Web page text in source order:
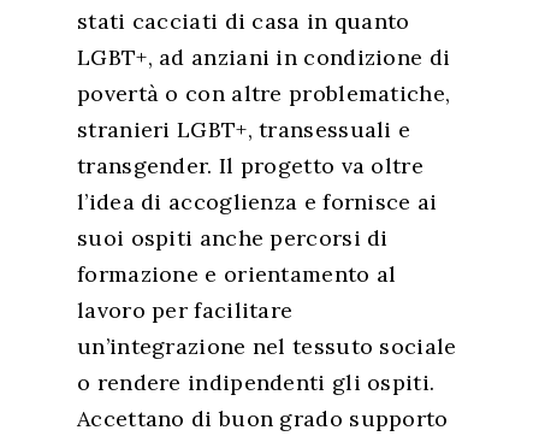
stati cacciati di casa in quanto
LGBT+, ad anziani in condizione di
povertà o con altre problematiche,
stranieri LGBT+, transessuali e
transgender. Il progetto va oltre
l’idea di accoglienza e fornisce ai
suoi ospiti anche percorsi di
formazione e orientamento al
lavoro per facilitare
un’integrazione nel tessuto sociale
o rendere indipendenti gli ospiti.
Accettano di buon grado supporto